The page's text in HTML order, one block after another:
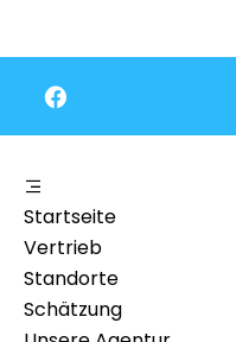
Startseite
Vertrieb
Standorte
Schätzung